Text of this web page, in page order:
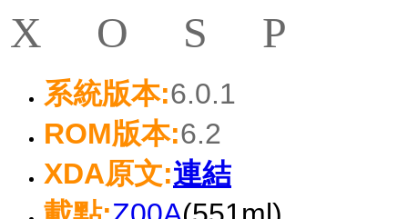
X O S P
系統版本:6.0.1
ROM版本:6.2
XDA原文:連結